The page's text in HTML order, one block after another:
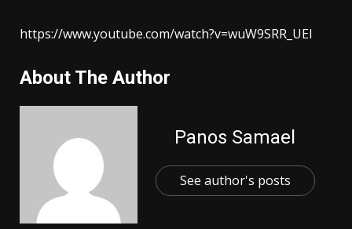
https://www.youtube.com/watch?v=wuW9SRR_UEI
About The Author
Panos Samael
See author's posts